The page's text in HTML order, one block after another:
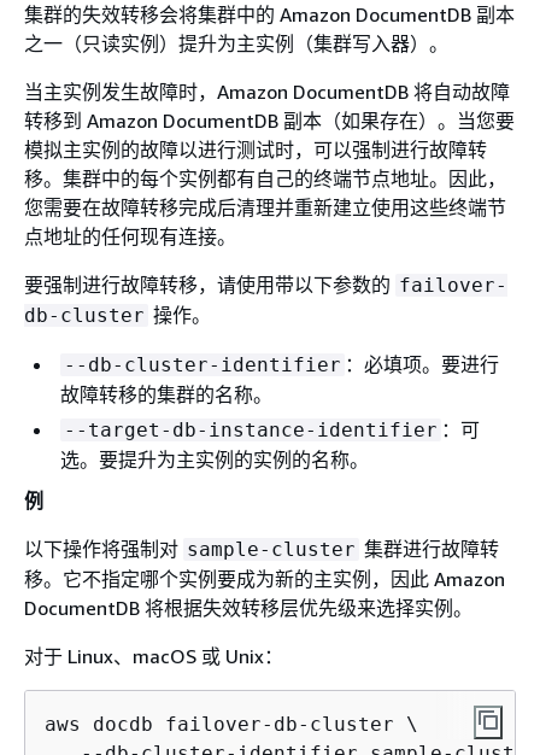
集群的失效转移会将集群中的 Amazon DocumentDB 副本
之一（只读实例）提升为主实例（集群写入器）。
当主实例发生故障时，Amazon DocumentDB 将自动故障
转移到 Amazon DocumentDB 副本（如果存在）。当您要
模拟主实例的故障以进行测试时，可以强制进行故障转
移。集群中的每个实例都有自己的终端节点地址。因此，
您需要在故障转移完成后清理并重新建立使用这些终端节
点地址的任何现有连接。
要强制进行故障转移，请使用带以下参数的 failover-
db-cluster 操作。
--db-cluster-identifier ：必填项。要进行
故障转移的集群的名称。
--target-db-instance-identifier ：可
选。要提升为主实例的实例的名称。
例
以下操作将强制对 sample-cluster 集群进行故障转
移。它不指定哪个实例要成为新的主实例，因此 Amazon
DocumentDB 将根据失效转移层优先级来选择实例。
对于 Linux、macOS 或 Unix：
aws docdb failover-db-cluster \